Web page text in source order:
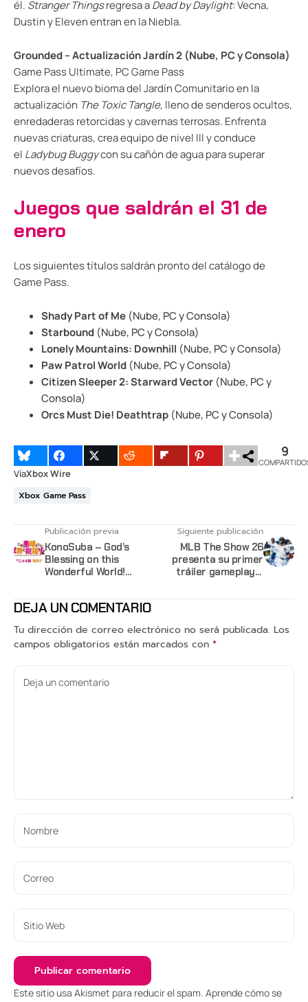
él. Stranger Thingsregresa aDead by Daylight: Vecna,
Dustin y Eleven entran en la Niebla.
Grounded – Actualización Jardín 2 (Nube, PC y Consola)
Game Pass Ultimate, PC Game Pass
Explora el nuevo bioma del Jardín Comunitario en la
actualización The Toxic Tangle, lleno de senderos ocultos,
enredaderas retorcidas y cavernas terrosas. Enfrenta
nuevas criaturas, crea equipo de nivel III y conduce
el Ladybug Buggycon su cañón de agua para superar
nuevos desafíos.
Juegos que saldrán el 31 de
enero
Los siguientes títulos saldrán pronto del catálogo de
Game Pass.
Shady Part of Me (Nube, PC y Consola)
Starbound (Nube, PC y Consola)
Lonely Mountains: Downhill (Nube, PC y Consola)
Paw Patrol World (Nube, PC y Consola)
Citizen Sleeper 2: Starward Vector (Nube, PC y
Consola)
Orcs Must Die! Deathtrap (Nube, PC y Consola)
9
VíaXbox Wire
Xbox Game Pass
Publicación previa
KonoSuba – God’s
Blessing on this
Wonderful World!
Siguiente publicación
MLB The Show 26
presenta su primer
tráiler gameplay y
DEJA UN COMENTARIO
Tu dirección de correo electrónico no será publicada. Los
campos obligatorios están marcados con *
Este sitio usa Akismet para reducir el spam. Aprende cómo se